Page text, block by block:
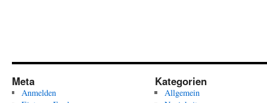
Meta
Anmelden
Kategorien
Allgemein